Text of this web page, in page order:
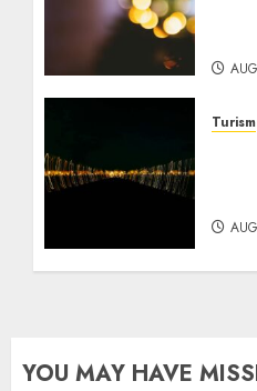
Turism
YOU MAY HAVE